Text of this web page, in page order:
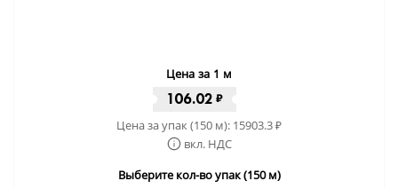
Цена за 1 м
106.02 ₽
Цена за упак (150 м): 15903.3₽
вкл. НДС
Выберите кол-во упак (150 м)